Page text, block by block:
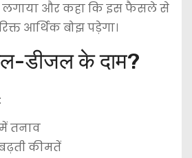
लगाया और कहा कि इस फैसले से
आर्थिक बोझ पड़ेगा।
डीजल के दाम?
में तनाव
कीमतें